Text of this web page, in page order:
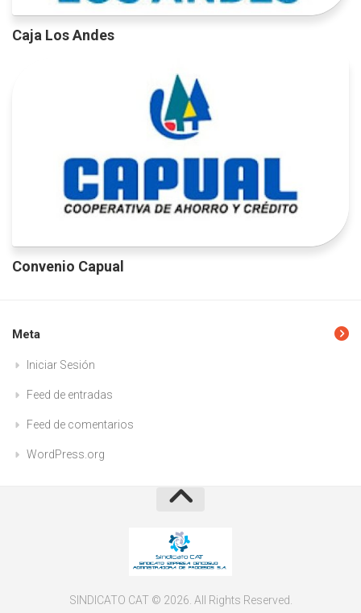
Caja Los Andes
Convenio Capual
Meta
Iniciar Sesión
Feed de entradas
Feed de comentarios
WordPress.org
SINDICATO CAT © 2026. All Rights Reserved.